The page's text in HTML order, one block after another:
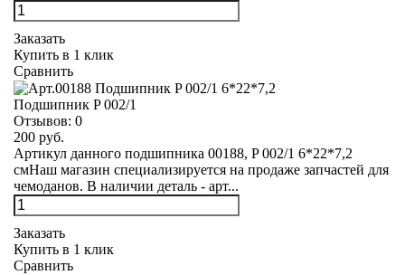
Заказать
Купить в 1 клик
Сравнить
Подшипник P 002/1
Отзывов: 0
200 руб.
Артикул данного подшипника 00188, P 002/1 6*22*7,2
смНаш магазин специализируется на продаже запчастей для
чемоданов. В наличии деталь - арт...
Заказать
Купить в 1 клик
Сравнить